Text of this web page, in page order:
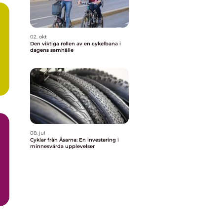
02. okt
Den viktiga rollen av en cykelbana i
dagens samhälle
08. jul
Cyklar från Åsarna: En investering i
minnesvärda upplevelser